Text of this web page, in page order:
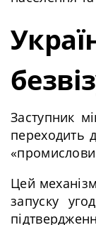
Заступник
переходить
Цей
запуску